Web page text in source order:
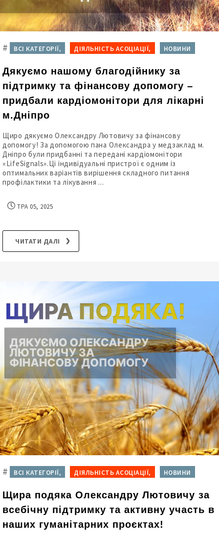
# ВСІ КАТЕГОРІЇ, ДІЯЛЬНІСТЬ АСОЦІАЦІЇ, НОВИНИ
Дякуємо нашому благодійнику за
підтримку та фінансову допомогу –
придбали кардіомонітори для лікарні
м.Дніпро
Щиро дякуємо Олександру Лютовичу за фінансову
допомогу! За допомогою пана Олександра у медзаклад м.
Дніпро були придбанні та передані кардіомонітори
«LifeSignals».Ці індивідуальні пристрої є одним із
оптимальних варіантів вирішення складного питання
профілактики та лікування ...
ТРА 05, 2025
ЧИТАТИ ДАЛІ
# ВСІ КАТЕГОРІЇ, ДІЯЛЬНІСТЬ АСОЦІАЦІЇ, НОВИНИ
Щира подяка Олександру Лютовичу за
всебічну підтримку та активну участь в
наших гуманітарних проєктах!